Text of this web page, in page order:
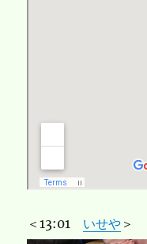
＜13:01 いせや ＞